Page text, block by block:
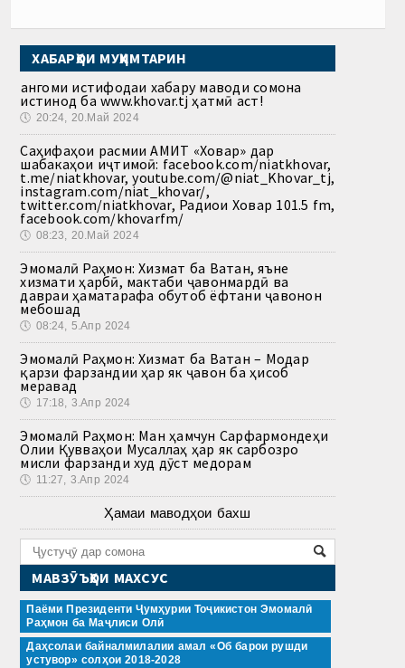
ХАБАРҲОИ МУҲИМТАРИН
Ҳангоми истифодаи хабару маводи сомона
истинод ба www.khovar.tj ҳатмӣ аст!
🕔 20:24, 20.Май 2024
Саҳифаҳои расмии АМИТ «Ховар» дар
шабакаҳои иҷтимоӣ: facebook.com/niatkhovar,
t.me/niatkhovar, youtube.com/@niat_Khovar_tj,
instagram.com/niat_khovar/,
twitter.com/niatkhovar, Радиои Ховар 101.5 fm,
facebook.com/khovarfm/
🕔 08:23, 20.Май 2024
Эмомалӣ Раҳмон: Хизмат ба Ватан, яъне
хизмати ҳарбӣ, мактаби ҷавонмардӣ ва
давраи ҳаматарафа обутоб ёфтани ҷавонон
мебошад
🕔 08:24, 5.Апр 2024
Эмомалӣ Раҳмон: Хизмат ба Ватан – Модар
қарзи фарзандии ҳар як ҷавон ба ҳисоб
меравад
🕔 17:18, 3.Апр 2024
Эмомалӣ Раҳмон: Ман ҳамчун Сарфармондеҳи
Олии Қувваҳои Мусаллаҳ ҳар як сарбозро
мисли фарзанди худ дӯст медорам
🕔 11:27, 3.Апр 2024
Ҳамаи маводҳои бахш
МАВЗӮЪҲОИ МАХСУС
Паёми Президенти Ҷумҳурии Тоҷикистон Эмомалӣ
Раҳмон ба Маҷлиси Олӣ
Даҳсолаи байналмилалии амал «Об барои рушди
устувор» солҳои 2018-2028